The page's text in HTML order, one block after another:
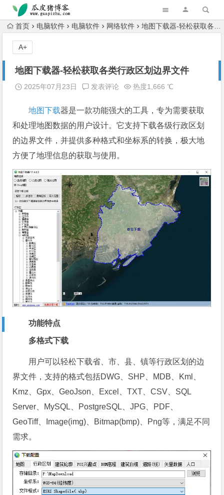
跳转到主内容
首页 电脑软件 电脑软件 网络软件 地图下载器-轻松获取各类行政区划边界文件
地图下载器-轻松获取各类行政区划边界文件
2025年07月23日 发表评论 热度1,666 ℃
地图下载器是一款功能强大的工具，专为需要获取
和处理地图数据的用户设计。它支持下载各级行政区划
的边界文件，并提供多种格式和坐标系的转换，极大地
方便了地理信息的获取与使用。
功能特点
多格式下载
用户可以轻松下载省、市、县、镇等行政区划的边
界文件，支持的格式包括DWG、SHP、MDB、Kml、
Kmz、Gpx、GeoJson、Excel、TXT、CSV、SQL
Server、MySQL、PostgreSQL、JPG、PDF、
GeoTiff、Image(img)、Bitmap(bmp)、Png等，满足不同
需求。
A+